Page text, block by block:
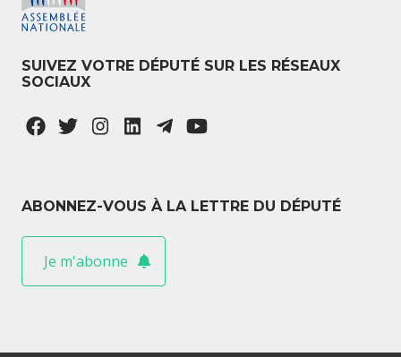
SUIVEZ VOTRE DÉPUTÉ SUR LES RÉSEAUX
SOCIAUX
ABONNEZ-VOUS À LA LETTRE DU DÉPUTÉ
Je m'abonne